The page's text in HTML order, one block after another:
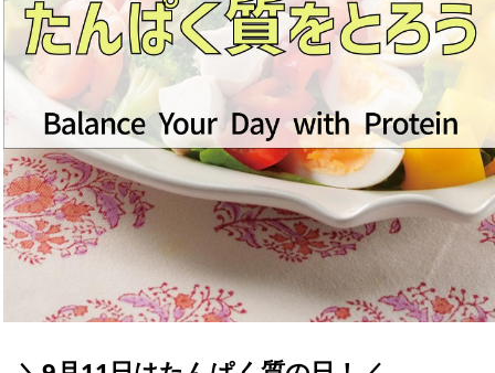
採用情報
お問い合わせ
Contact us in English